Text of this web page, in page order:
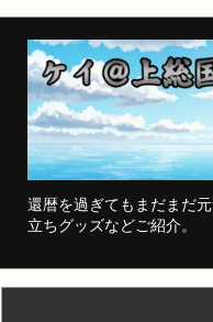
還暦を過ぎてもまだまだ
立ちグッズなどご紹介。